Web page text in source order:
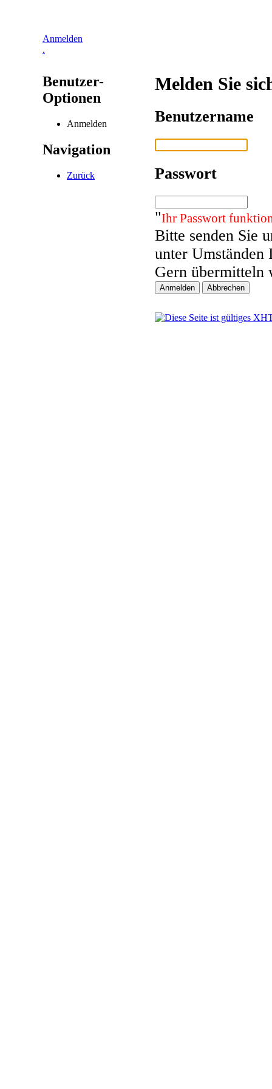
Anmelden
.
Benutzer-
Optionen
Anmelden
Navigation
Zurück
Melden Sie
Benutzername
Passwort
"Ihr Passwort
Bitte senden Sie
unter Umständen
Gern übermitteln